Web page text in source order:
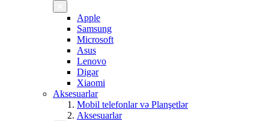
Apple
Samsung
Microsoft
Asus
Lenovo
Digər
Xiaomi
Aksesuarlar
Mobil telefonlar və Planşetlər
Aksesuarlar